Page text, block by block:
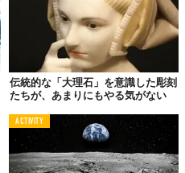
伝統的な「大理石」を意識した彫刻
たちが、あまりにもやる気がない
ACTIVITY